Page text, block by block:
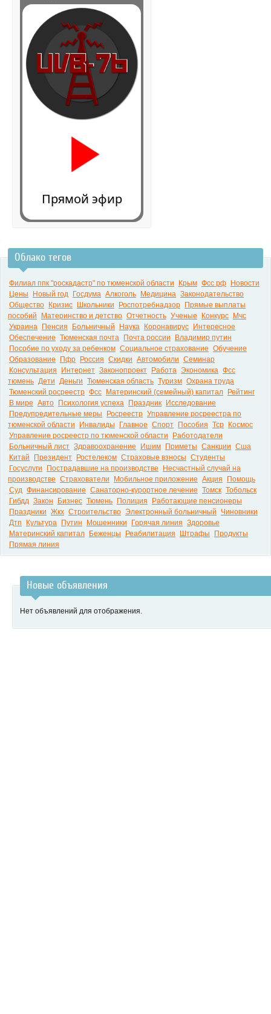
Прямой эфир
Облако тегов
Филиал ппк "роскадастр" по тюменской области Крым Фсс рф
Новости
Цены
Новый год Госдума Алкоголь Медицина Законодательство
Общество
Кризис Школьники Роспотребнадзор
Прямые выплаты
пособий
Материнство и детство Отчетность Ученые Конкурс
Мчс
Украина
Пенсия Больничный Наука Коронавирус
Интересное
Обеспечение Тюменская почта Почта россии
Владимир путин
Пособие по уходу за ребенком Социальное страхование Обучение
Образование
Пфр Россия Скидки Автомобили Семинар
Консультация
Интернет Законопроект Работа Экономика Фсс
тюмень Дети Деньги Тюменская область Туризм Охрана труда
Тюменский росреестр Фсс Материнский (семейный) капитал
Рейтинг
В мире Авто Психология успеха Праздник
Исследование
Предупредительные меры
Росреестр Управление росреестра по
тюменской области
Инвалиды Главное Спорт Пособия Тср
Космос
Управление росреестр по тюменской области
Работодатели
Больничный лист Здравоохранение Ишим Приметы Санкции Сша
Китай
Президент Ростелеком Страховые взносы Студенты
Госуслуги
Пострадавшие на производстве
Несчастный случай на
производстве Страхователи Мобильное приложение Акция
Помощь
Суд Финансирование Санаторно-курортное лечение Томск Тобольск
Гибдд Закон Бизнес Тюмень Полиция
Работающие пенсионеры
Праздники Жкх Строительство Электронный больничный
Чиновники
Дтп
Культура Путин Мошенники Горячая линия Здоровье
Материнский капитал
Беженцы Реабилитация Штрафы
Продукты
Прямая линия
Новые объявления
Нет объявлений для отображения.